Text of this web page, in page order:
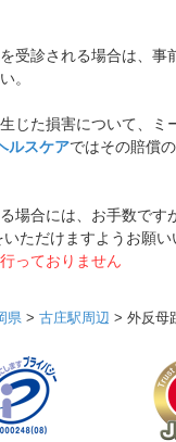
受診される場合は、事
。
じた損害について、ミ
ルスケアではその賠償
場合には、お手数です
ただけますようお願い
っておりません
県 > 古庄駅周辺 > 外反母